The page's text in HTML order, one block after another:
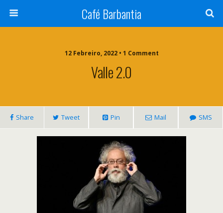
Café Barbantia
12 Febreiro, 2022 • 1 Comment
Valle 2.0
Share Tweet Pin Mail SMS